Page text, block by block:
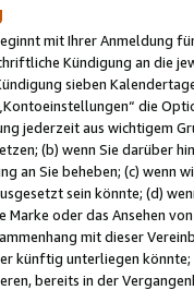
mit Ihrer Anmeldung
Kündigung an die
sieben
die
jederzeit aus wichtigem
(b) wenn Sie darüber
an Sie beheben; (c)
sein könnte; (d)
Marke oder das Ansehen
mit dieser
künftig unterliegen könnte;
bereits in der